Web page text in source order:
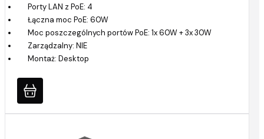
Porty LAN z PoE: 4
Łączna moc PoE: 60W
Moc poszczególnych portów PoE: 1x 60W + 3x 30W
Zarządzalny: NIE
Montaż: Desktop